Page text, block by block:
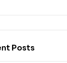
Posts